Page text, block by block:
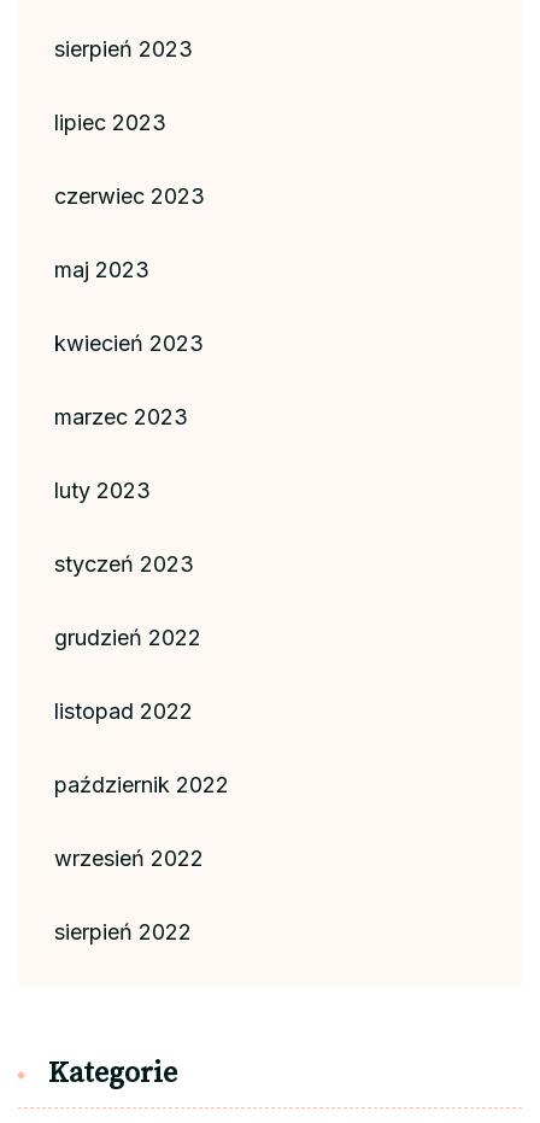
sierpień 2023
lipiec 2023
czerwiec 2023
maj 2023
kwiecień 2023
marzec 2023
luty 2023
styczeń 2023
grudzień 2022
listopad 2022
październik 2022
wrzesień 2022
sierpień 2022
Kategorie